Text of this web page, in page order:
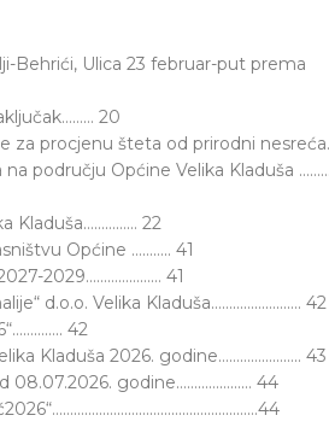
Behrići, Ulica 23 februar-put prema
20
za procjenu šteta od prirodni
području Općine Velika Kladuša
Kladuša…………… 22
Općine ……….. 41
2029………………… 41
d.o.o. Velika Kladuša……………………. 42
42
Kladuša 2026. godine………………….. 43
08.07.2026. godine………………… 44